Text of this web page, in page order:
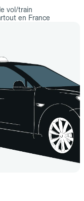
vol/train
en France